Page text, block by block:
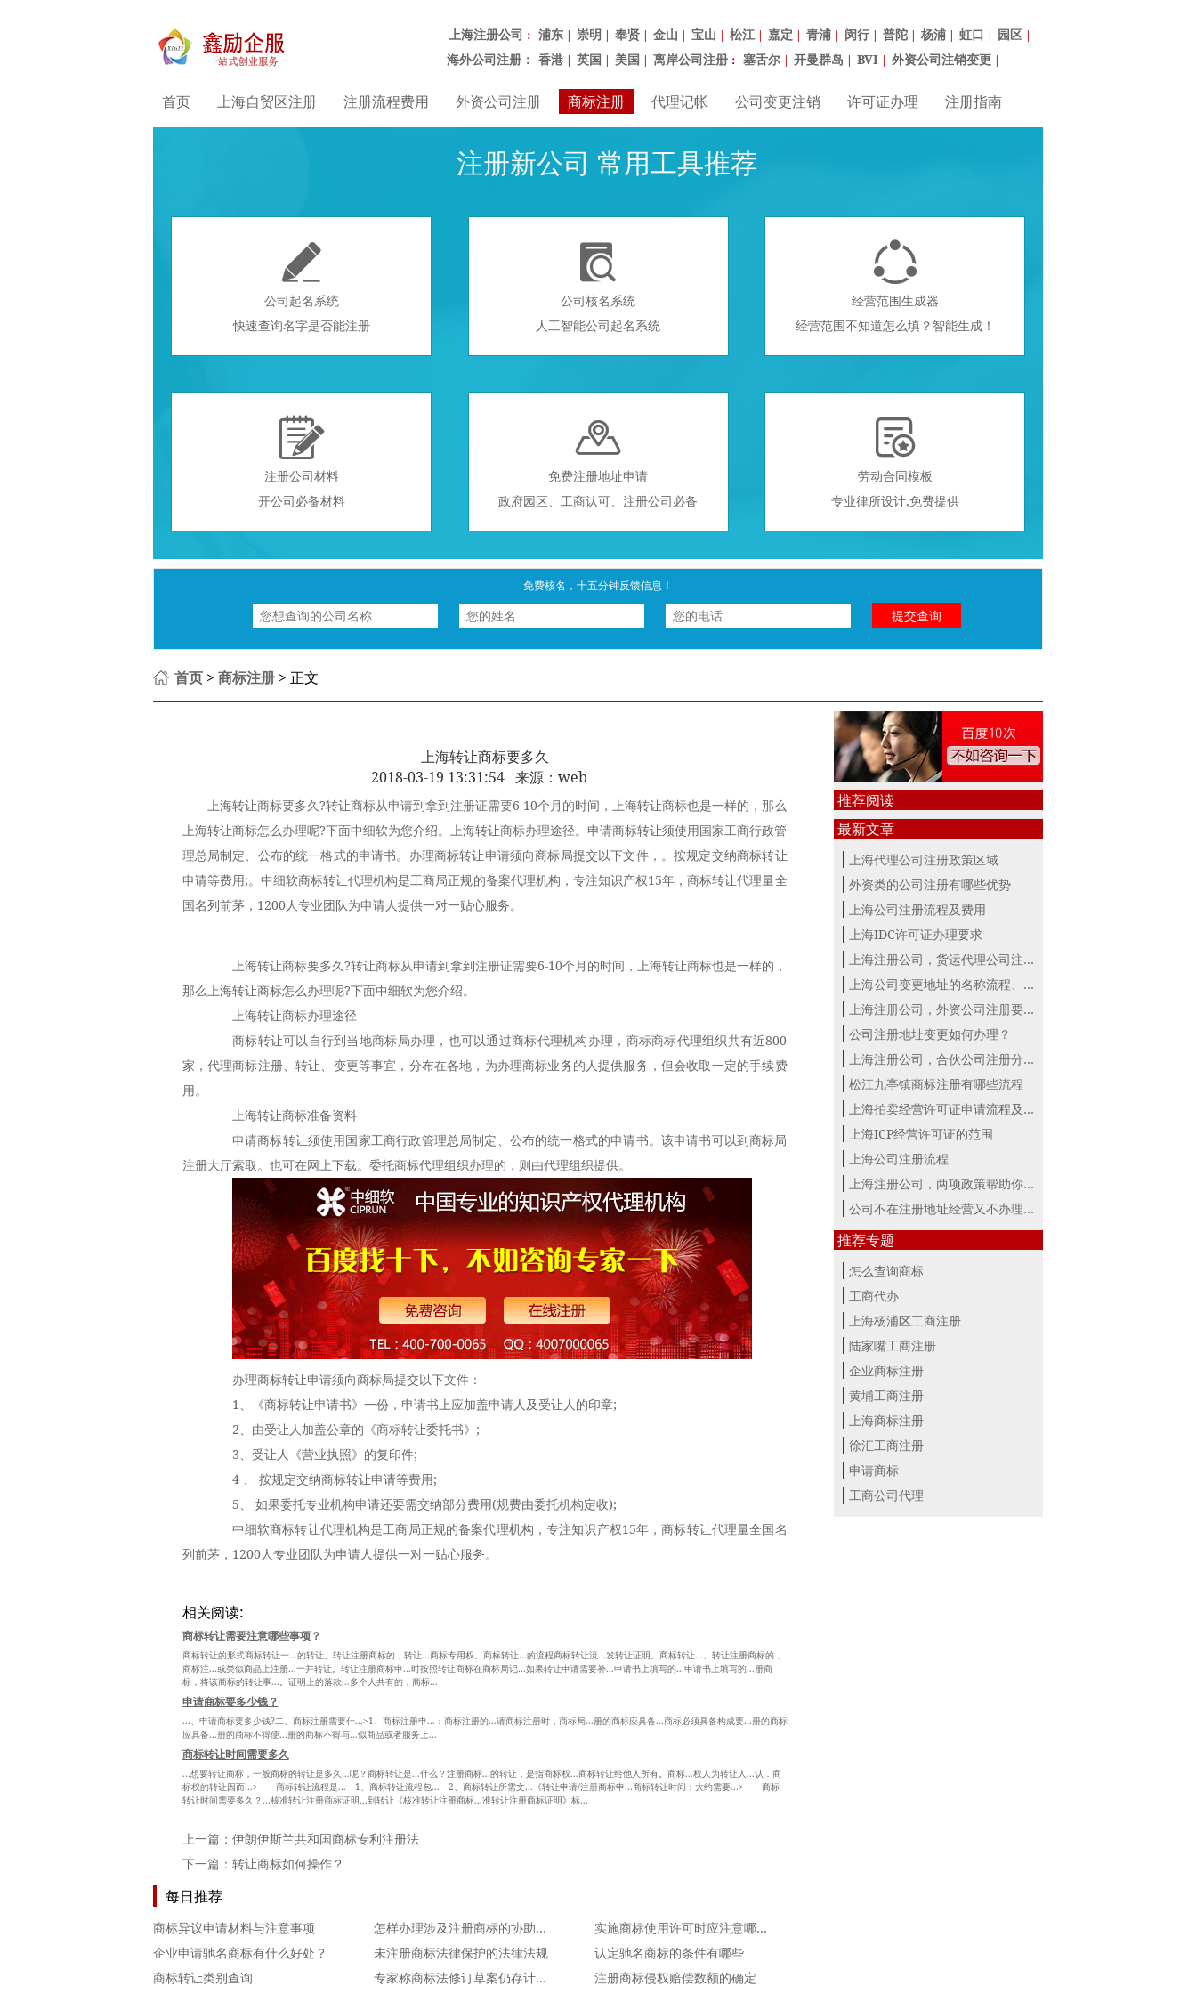
上海注册公司 ： 浦东 | 崇明 | 奉贤 | 金山 | 宝山 | 松江 | 嘉定 | 青浦 | 闵行 | 普陀 | 杨浦 | 虹口 | 园区 |
海外公司注册： 香港 | 英国 | 美国 | 离岸公司注册 ： 塞舌尔 | 开曼群岛 | BVI | 外资公司注销变更 |
首页 上海自贸区注册 注册流程费用 外资公司注册 商标注册 代理记帐 公司变更注销 许可证办理 注册指南
注册新公司 常用工具推荐

公司起名系统
快速查询名字是否能注册

公司核名系统
人工智能公司起名系统

经营范围生成器
经营范围不知道怎么填？智能生成！

注册公司材料
开公司必备材料

免费注册地址申请
政府园区、工商认可、注册公司必备

劳动合同模板
专业律所设计,免费提供
免费核名，十五分钟反馈信息！
首页 > 商标注册 > 正文
上海转让商标要多久
2018-03-19 13:31:54 来源：web
上海转让商标要多久?转让商标从申请到拿到注册证需要6-10个月的时间，上海转让商标也是一样的，那么
上海转让商标怎么办理呢?下面中细软为您介绍。上海转让商标办理途径。申请商标转让须使用国家工商行政管
理总局制定、公布的统一格式的申请书。办理商标转让申请须向商标局提交以下文件，。按规定交纳商标转让
申请等费用;。中细软商标转让代理机构是工商局正规的备案代理机构，专注知识产权15年，商标转让代理量全
国名列前茅，1200人专业团队为申请人提供一对一贴心服务。
上海转让商标要多久?转让商标从申请到拿到注册证需要6-10个月的时间，上海转让商标也是一样的，
那么上海转让商标怎么办理呢?下面中细软为您介绍。
上海转让商标办理途径
商标转让可以自行到当地商标局办理，也可以通过商标代理机构办理，商标商标代理组织共有近800
家，代理商标注册、转让、变更等事宜，分布在各地，为办理商标业务的人提供服务，但会收取一定的手续费
用。
上海转让商标准备资料
申请商标转让须使用国家工商行政管理总局制定、公布的统一格式的申请书。该申请书可以到商标局
注册大厅索取。也可在网上下载。委托商标代理组织办理的，则由代理组织提供。
办理商标转让申请须向商标局提交以下文件：
1、《商标转让申请书》一份，申请书上应加盖申请人及受让人的印章;
2、由受让人加盖公章的《商标转让委托书》;
3、受让人《营业执照》的复印件;
4 、 按规定交纳商标转让申请等费用;
5、 如果委托专业机构申请还要需交纳部分费用(规费由委托机构定收);
中细软商标转让代理机构是工商局正规的备案代理机构，专注知识产权15年，商标转让代理量全国名
列前茅，1200人专业团队为申请人提供一对一贴心服务。
相关阅读:
商标转让需要注意哪些事项？
商标转让的形式商标转让一...的转让。转让注册商标的，转让...商标专用权。商标转让...的流程商标转让流...发转让证明。商标转让...、转让注册商标的，
商标注...或类似商品上注册...一并转让。转让注册商标申...时按照转让商标在商标局记...如果转让申请需要补...申请书上填写的...申请书上填写的...册商
标，将该商标的转让事...。证明上的落款...多个人共有的，商标...
申请商标要多少钱？
...、申请商标要多少钱?二、商标注册需要什...>1、商标注册申...：商标注册的...请商标注册时，商标局...册的商标应具备...商标必须具备构成要...册的商标
应具备...册的商标不得使...册的商标不得与...似商品或者服务上...
商标转让时间需要多久
...想要转让商标，一般商标的转让是多久...呢？商标转让是...什么？注册商标...的转让，是指商标权...商标转让给他人所有。商标...权人为转让人...认．商
标权的转让因而...> 商标转让流程是... 1、商标转让流程包... 2、商标转让所需文...《转让申请/注册商标申...商标转让时间：大约需要...> 商标
转让时间需要多久？...核准转让注册商标证明...到转让《核准转让注册商标...准转让注册商标证明》标...
上一篇： 伊朗伊斯兰共和国商标专利注册法
下一篇： 转让商标如何操作？
每日推荐
商标异议申请材料与注意事项 怎样办理涉及注册商标的协助执行手续
实施商标使用许可时应注意哪些问题？
企业申请驰名商标有什么好处？
未注册商标法律保护的法律法规
认定驰名商标的条件有哪些
商标转让类别查询
专家称商标法修订草案仍存计划思维 注册商标侵权赔偿数额的确定
推荐阅读
最新文章
上海代理公司注册政策区域
外资类的公司注册有哪些优势
上海公司注册流程及费用
上海IDC许可证办理要求
上海注册公司，货运代理公司注册条件！
上海公司变更地址的名称流程、材料、...
上海注册公司，外资公司注册要点！
公司注册地址变更如何办理？
上海注册公司，合伙公司注册分析！
松江九亭镇商标注册有哪些流程
上海拍卖经营许可证申请流程及材料
上海ICP经营许可证的范围
上海公司注册流程
上海注册公司，两项政策帮助你最大。
公司不在注册地址经营又不办理变更，...
推荐专题
怎么查询商标
工商代办
上海杨浦区工商注册
陆家嘴工商注册
企业商标注册
黄埔工商注册
上海商标注册
徐汇工商注册
申请商标
工商公司代理